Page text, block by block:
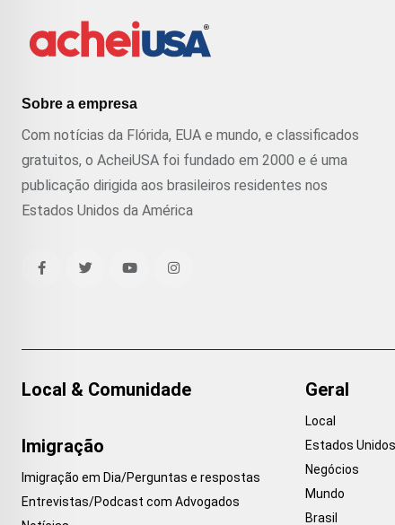
Sobre a empresa
Com notícias da Flórida, EUA e mundo, e classificados
gratuitos, o AcheiUSA foi fundado em 2000 e é uma
publicação dirigida aos brasileiros residentes nos
Estados Unidos da América
Local & Comunidade
Imigração
Imigração em Dia/Perguntas e respostas
Entrevistas/Podcast com Advogados
Geral
Local
Estados Unidos
Negócios
Mundo
Brasil